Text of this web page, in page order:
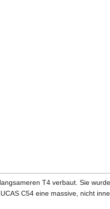
T4 verbaut. Sie
C54 eine massive, nicht